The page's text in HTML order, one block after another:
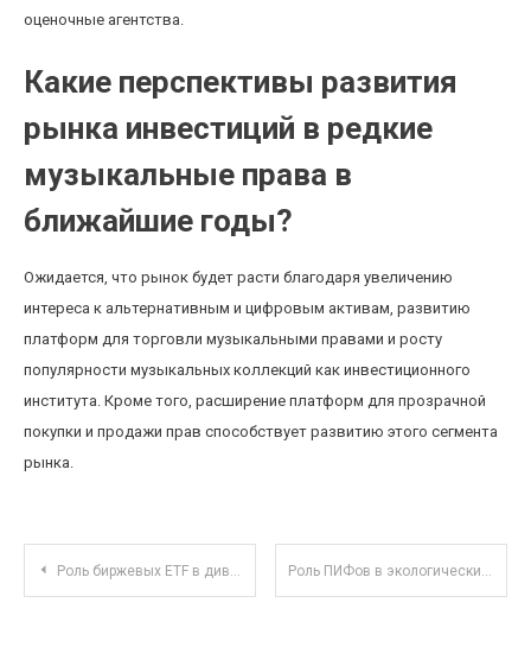
оценочные агентства.
Какие перспективы развития
рынка инвестиций в редкие
музыкальные права в
ближайшие годы?
Ожидается, что рынок будет расти благодаря увеличению
интереса к альтернативным и цифровым активам, развитию
платформ для торговли музыкальными правами и росту
популярности музыкальных коллекций как инвестиционного
института. Кроме того, расширение платформ для прозрачной
покупки и продажи прав способствует развитию этого сегмента
рынка.
Навигация по записям
Роль биржевых ETF в диверсификации портфеля начинающего инвестора Роль ПИФов в экологических инвестициях: как фондовые стратегии поддерживают зеленое развитие